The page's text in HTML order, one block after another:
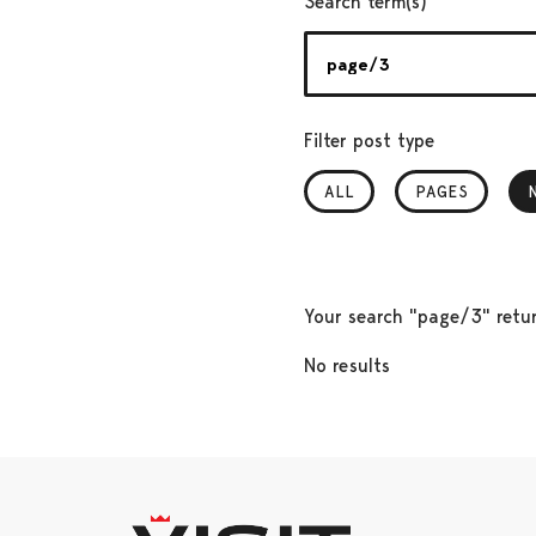
Filter post type
ALL PAGES
Your search "page/3"
No results